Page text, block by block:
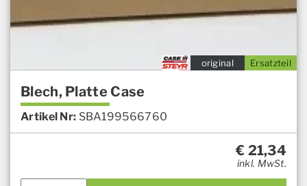
Ersatzteil
original
Blech, Platte Case
Artikel Nr: SBA199566760
€ 21,34
inkl. MwSt.